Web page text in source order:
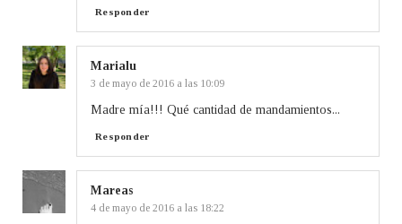
Responder
Marialu
3 de mayo de 2016 a las 10:09
Madre mía!!! Qué cantidad de mandamientos...
Responder
Mareas
4 de mayo de 2016 a las 18:22